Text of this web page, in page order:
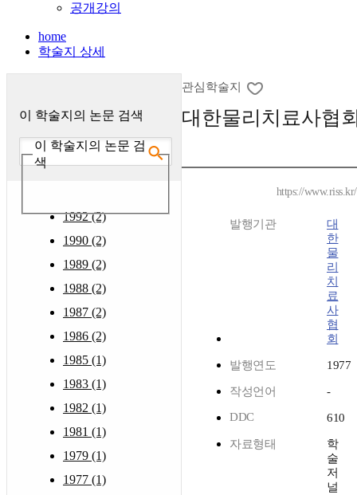
공개강의
home
학술지 상세
이 학술지의 논문 검색
이 학술지의 논문 검
색
1992 (2)
1990 (2)
1989 (2)
1988 (2)
1987 (2)
1986 (2)
1985 (1)
1983 (1)
1982 (1)
1981 (1)
1979 (1)
1977 (1)
관심학술지
대한물리치료사협
https://
발행기관
대
한
물
리
치
료
사
협
회
발행연도 1977
작성언어
-
DDC
610
자료형태
학
술
저
널